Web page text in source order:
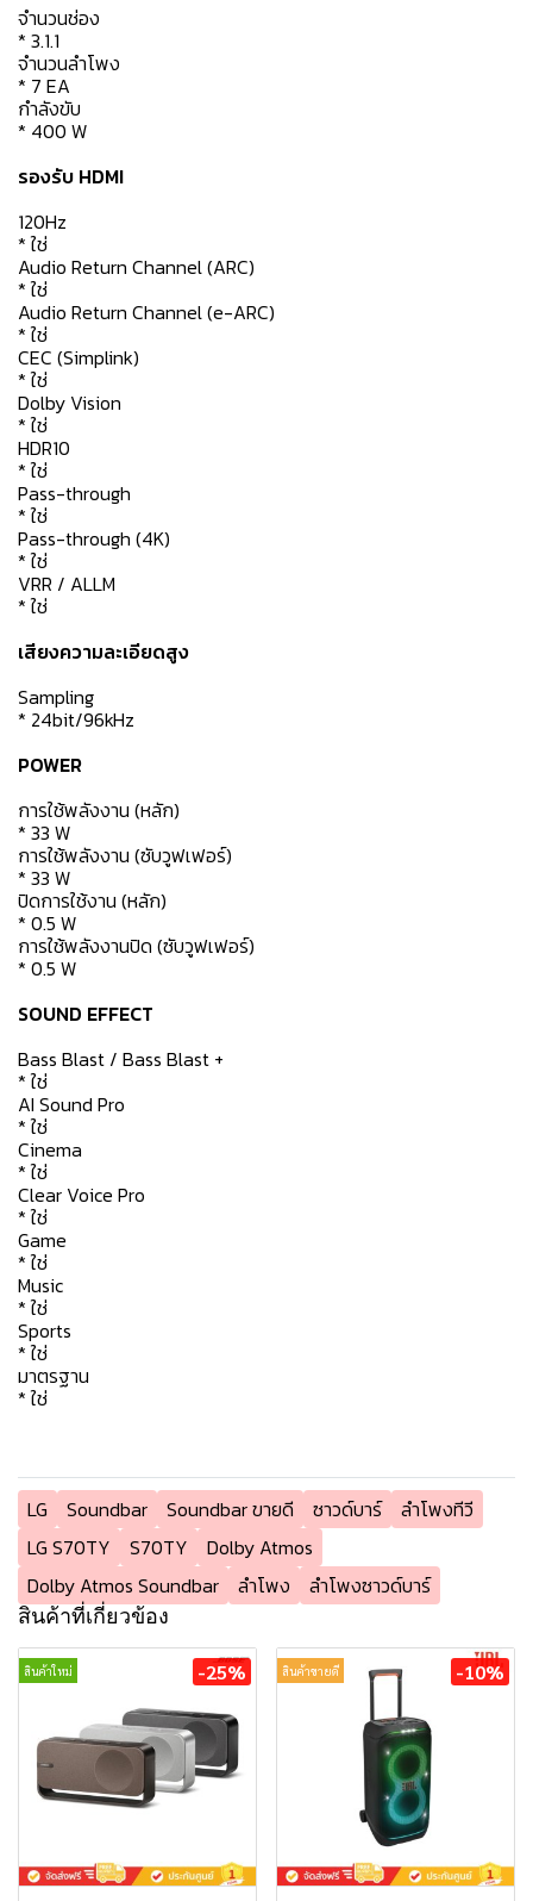
จำนวนช่อง
* 3.1.1
จำนวนลำโพง
* 7 EA
กำลังขับ
* 400 W
รองรับ HDMI
120Hz
* ใช่
Audio Return Channel (ARC)
* ใช่
Audio Return Channel (e-ARC)
* ใช่
CEC (Simplink)
* ใช่
Dolby Vision
* ใช่
HDR10
* ใช่
Pass-through
* ใช่
Pass-through (4K)
* ใช่
VRR / ALLM
* ใช่
เสียงความละเอียดสูง
Sampling
* 24bit/96kHz
POWER
การใช้พลังงาน (หลัก)
* 33 W
การใช้พลังงาน (ซับวูฟเฟอร์)
* 33 W
ปิดการใช้งาน (หลัก)
* 0.5 W
การใช้พลังงานปิด (ซับวูฟเฟอร์)
* 0.5 W
SOUND EFFECT
Bass Blast / Bass Blast +
* ใช่
AI Sound Pro
* ใช่
Cinema
* ใช่
Clear Voice Pro
* ใช่
Game
* ใช่
Music
* ใช่
Sports
* ใช่
มาตรฐาน
* ใช่
LG Soundbar Soundbar ขายดี ซาวด์บาร์
ลำโพงทีวี
LG S70TY
S70TY
Dolby Atmos
Dolby Atmos Soundbar
ลำโพง ลำโพงซาวด์บาร์
สินค้าที่เกี่ยวข้อง
สินค้าใหม่ -25% สินค้าขายดี -10%